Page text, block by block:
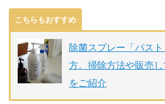
こちらもおすすめ
除菌スプレー「パス
方。掃除方法や販売
をご紹介